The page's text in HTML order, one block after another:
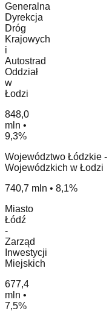
Generalna
Dyrekcja
Dróg
Krajowych
i
Autostrad
Oddział
w
Łodzi
848,0
mln •
9,3%
Województwo Łódzkie
Wojewódzkich w Łodzi
740,7 mln • 8,1%
Miasto
Łódź
-
Zarząd
Inwestycji
Miejskich
677,4
mln •
7,5%